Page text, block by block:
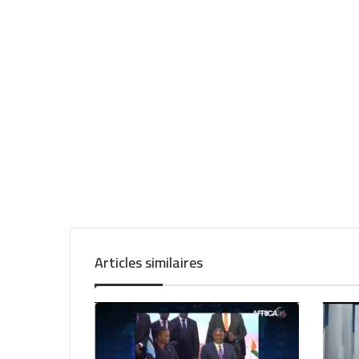
Articles similaires